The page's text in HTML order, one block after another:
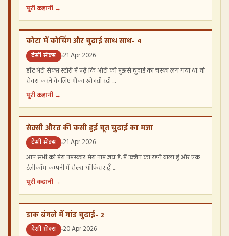
पूरी कहानी →
कोटा में कोचिंग और चुदाई साथ साथ- 4
देसी सेक्स 21 Apr 2026
हॉट अंटी सेक्स स्टोरी में पढ़ें कि आंटी को मुझसे चुदाई का चस्का लग गया था. वो
सेक्स करने के लिए मौक़ा खोजती रही ...
पूरी कहानी →
सेक्सी औरत की कसी हुई चूत चुदाई का मजा
देसी सेक्स 21 Apr 2026
आप सभी को मेरा नमस्कार. मेरा नाम जय है. मैं उज्जैन का रहने वाला हूं और एक
टेलीकॉम कम्पनी में सेल्स ऑफिसर हूँ. ...
पूरी कहानी →
डाक बंगले में गांड चुदाई- 2
देसी सेक्स 20 Apr 2026